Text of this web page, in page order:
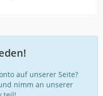
auf unserer Seite?
nimm an unserer